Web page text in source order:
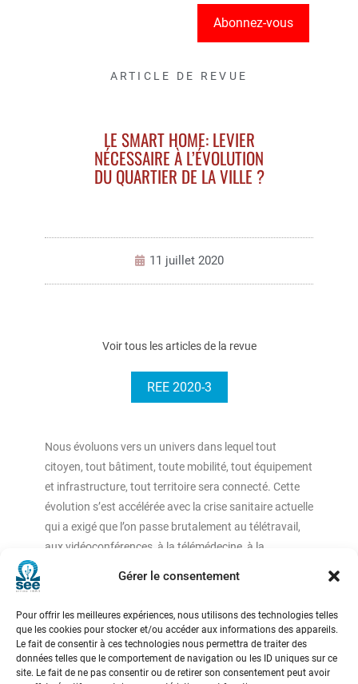
Gérer le consentement
Pour offrir les meilleures expériences, nous utilisons des technologies telles
que les cookies pour stocker et/ou accéder aux informations des appareils.
Le fait de consentir à ces technologies nous permettra de traiter des
données telles que le comportement de navigation ou les ID uniques sur ce
site. Le fait de ne pas consentir ou de retirer son consentement peut avoir
Abonnez-vous
ARTICLE DE REVUE
LE SMART HOME: LEVIER
NÉCESSAIRE À L’ÉVOLUTION
DU QUARTIER DE LA VILLE ?
11 juillet 2020
Voir tous les articles de la revue
REE 2020-3
Nous évoluons vers un univers dans lequel tout
citoyen, tout bâtiment, toute mobilité, tout équipement
et infrastructure, tout territoire sera connecté. Cette
évolution s’est accélérée avec la crise sanitaire actuelle
qui a exigé que l’on passe brutalement au télétravail,
aux vidéoconférences, à la télémédecine, à la
de base du quartier connecté (Smart District),
permettant de partager les services et les ressources
dans la ville et le territoire de demain.